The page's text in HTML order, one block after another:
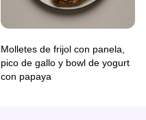
Molletes de frijol con panela,
pico de gallo y bowl de yogurt
con papaya